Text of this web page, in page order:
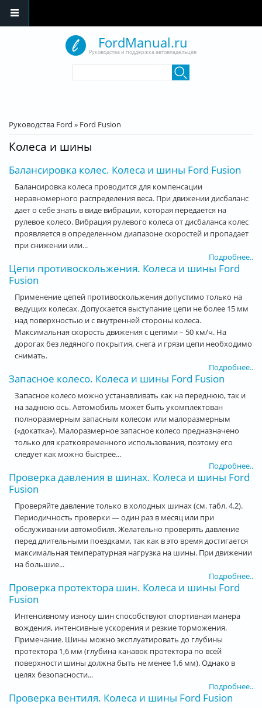
FordManual.ru
Руководства и поддержка автовладельцев
Вы здесь
Руководства Ford » Ford Fusion
Колеса и шины
Балансировка колес. Колеса и шины Ford Fusion
Балансировка колеса проводится для компенсации
неравномерного распределения веса. При движении дисбаланс
дает о себе знать в виде вибрации, которая передается на
рулевое колесо. Вибрация рулевого колеса от дисбаланса колес
проявляется в определенном диапазоне скоростей и пропадает
при снижении или...
Подробнее..
Цепи противоскольжения. Колеса и шины Ford
Fusion
Применение цепей противоскольжения допустимо только на
ведущих колесах. Допускается выступание цепи не более 15 мм
над поверхностью и с внутренней стороны колеса.
Максимальная скорость движения с цепями – 50 км/ч. На
дорогах без ледяного покрытия, снега и грязи цепи необходимо
снимать.
Подробнее..
Запасное колесо. Колеса и шины Ford Fusion
Запасное колесо можно устанавливать как на переднюю, так и
на заднюю ось. Автомобиль может быть укомплектован
полноразмерным запасным колесом или малоразмерным
(«докатка»). Малоразмерное запасное колесо предназначено
только для кратковременного использования, поэтому его
следует как можно быстрее...
Подробнее..
Проверка давления в шинах. Колеса и шины Ford
Fusion
Проверяйте давление только в холодных шинах (см. табл. 4.2).
Периодичность проверки — один раз в месяц или при
обслуживании автомобиля. Желательно проверять давление
перед длительными поездками, так как в это время достигается
максимальная температурная нагрузка на шины. При движении
на большие...
Подробнее..
Проверка протектора шин. Колеса и шины Ford
Fusion
Интенсивному износу шин способствуют спортивная манера
вождения, интенсивные ускорения и резкие торможения.
Примечание. Шины можно эксплуатировать до глубины
протектора 1,6 мм (глубина канавок протектора по всей
поверхности шины должна быть не менее 1,6 мм). Однако в
целях безопасности...
Подробнее..
Проверка вентиля. Колеса и шины Ford Fusion